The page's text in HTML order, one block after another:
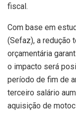
fiscal.
Com base em
(Sefaz), a redução
orçamentária
o impacto será
período de fim de
terceiro salário
aquisição de